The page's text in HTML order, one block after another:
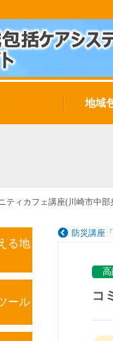
地域
ティカフェ講座(川崎市中
る地
ール
防災講座
コ